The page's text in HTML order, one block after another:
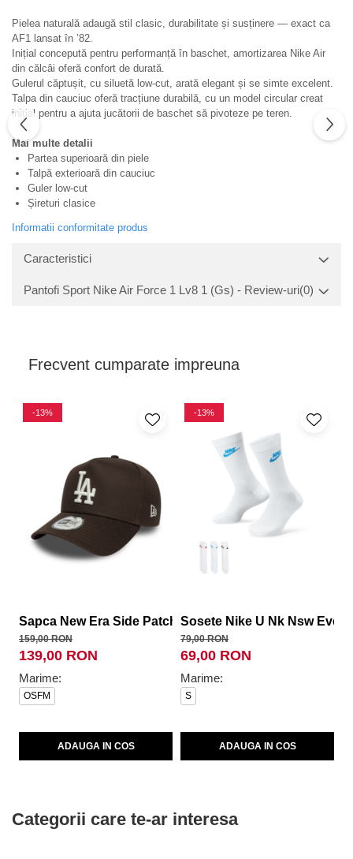
Pielea naturală adaugă stil clasic, durabilitate și susținere — exact ca
AF1 lansat în ’82.
Inițial concepută pentru performanță în baschet, amortizarea Nike Air
din călcâi oferă confort de durată.
Gulerul căptușit, cu siluetă low‑cut, arată elegant și se simte excelent.
Talpa din cauciuc oferă tracțiune durabilă, cu un model circular creat
inițial pentru a ajuta jucătorii de baschet să pivoteze pe teren.
Mai multe detalii
Partea superioară din piele
Talpă exterioară din cauciuc
Guler low‑cut
Șireturi clasice
Informatii conformitate produs
Caracteristici
Pantofi Sport Nike Air Force 1 Lv8 1 (Gs) - Review-uri(0)
Frecvent cumparate impreuna
-13%
Sapca New Era Side Patch Eframe Los Angeles
159,00 RON
139,00 RON
Marime:
OSFM
ADAUGA IN COS
-13%
Sosete Nike U Nk Nsw
79,00 RON
69,00 RON
Marime:
S
ADAUGA IN COS
Categorii care te-ar interesa